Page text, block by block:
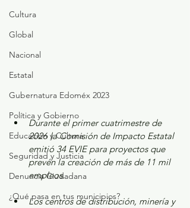
Cultura
Global
Nacional
Estatal
Gubernatura Edoméx 2023
Política y Gobierno
Educación y Cultura
Seguridad y Justicia
Denuncia Ciudadana
¿Qué pasa en tus municipios?
Durante el primer cuatrimestre de
2026 la Comisión de Impacto Estatal
emitió 34 EVIE para proyectos que
prevén la creación de más de 11 mil
empleos.
Los centros de distribución, minería y